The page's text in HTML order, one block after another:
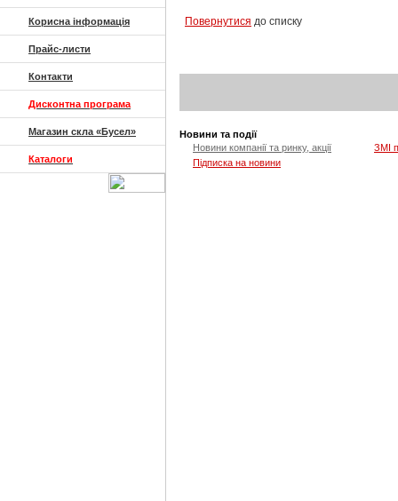
Корисна інформація
Прайс-листи
Контакти
Дисконтна програма
Магазин скла «Бусел»
Каталоги
Повернутися до списку
Новини та події
Новини компанії та ринку, акції
ЗМІ
Підписка на новини